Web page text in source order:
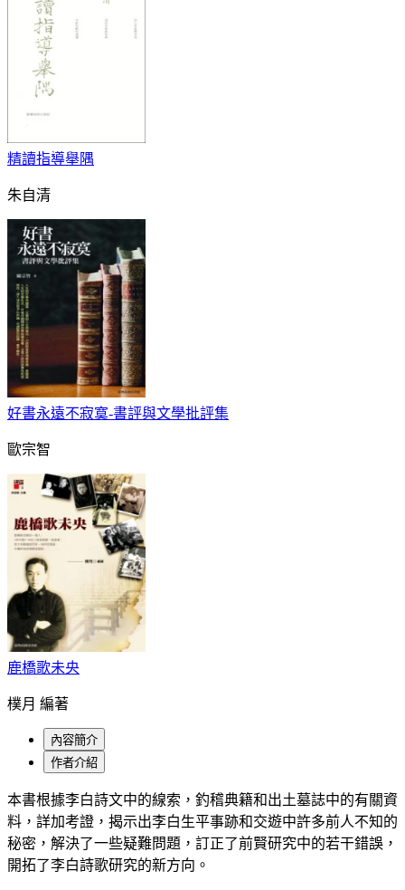
精讀指導舉隅
朱自清
好書永遠不寂寞-書評與文學批評集
歐宗智
鹿橋歌未央
樸月 編著
內容簡介
作者介紹
本書根據李白詩文中的線索，釣稽典籍和出土墓誌中的有關資
料，詳加考證，揭示出李白生平事跡和交遊中許多前人不知的
秘密，解決了一些疑難問題，訂正了前賢研究中的若干錯誤，
開拓了李白詩歌研究的新方向。